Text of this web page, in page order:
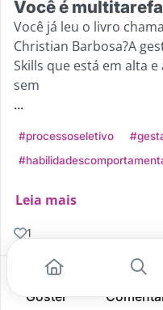
Você é
Você já leu o livro
Christian Barbosa?A
Skills que está em alta
sem
...
#processoseletivo
Leia mais
1
Gostei